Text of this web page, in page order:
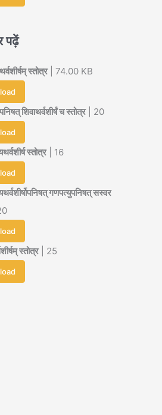
पढ़ें
स्तोत्र| 74.00 KB
शिवाथर्वशीर्षं च स्तोत्र| 20
स्तोत्र| 16
गणपत्युपनिषत् सस्वर
स्तोत्र| 25